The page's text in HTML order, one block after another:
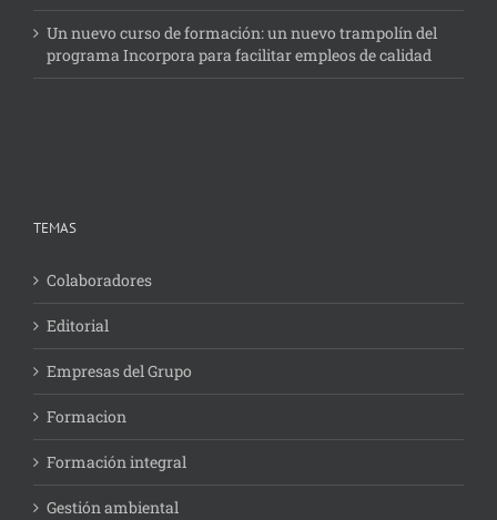
Un nuevo curso de formación: un nuevo trampolín del
programa Incorpora para facilitar empleos de calidad
TEMAS
Colaboradores
Editorial
Empresas del Grupo
Formacion
Formación integral
Gestión ambiental